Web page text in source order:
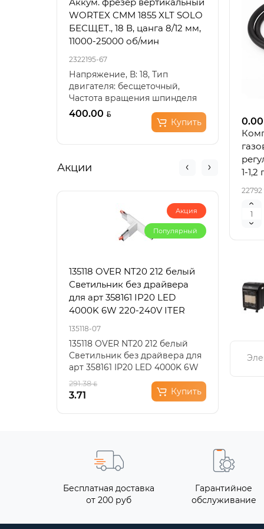
WORTEX CMM 1855 XLT SOLO
БЕСЩЕТ., 18 В, цанга 8/12 мм,
11000-25000 об/мин
2322195-67
Напряжение, В: 18, Тип
двигателя: бесщеточный,
Частота вращения шпинделя
(холостой ход), мин??: 11..
400.00
Купить
Акции
Акция
Популярный
135118 OVER NT20 212 белый
Светильник без драйвера
для арт 358161 IP20 LED
4000K 6W 220-240V ITER
135118-07
135118 OVER NT20 212 белый
Светильник без драйвера для
арт 358161 IP20 LED 4000K 6W
220-240V ITER..
291.38
3.71 Купить
220V
0.00
1-
22792
Бесплатная доставка
от 200 руб
Гарантийное
обслуживание